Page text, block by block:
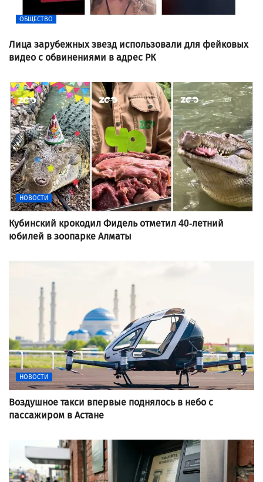
ОБЩЕСТВО
Лица зарубежных звезд использовали для фейковых
видео с обвинениями в адрес РК
НОВОСТИ
Кубинский крокодил Фидель отметил 40-летний
юбилей в зоопарке Алматы
НОВОСТИ
Воздушное такси впервые поднялось в небо с
пассажиром в Астане